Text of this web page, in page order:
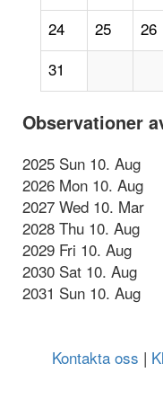
24
25 26
31
Observationer
2025 Sun 10. Aug
2026 Mon 10. Aug
2027 Wed 10. Mar
2028 Thu 10. Aug
2029 Fri 10. Aug
2030 Sat 10. Aug
2031 Sun 10. Aug
Kontakta oss |